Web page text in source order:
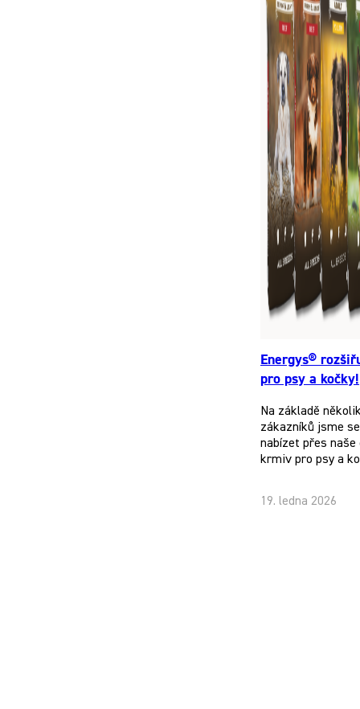
Energys®
pro psy a kočky!
Na základě
zákazníků jsme
nabízet přes
krmiv pro psy a
19. ledna 2026